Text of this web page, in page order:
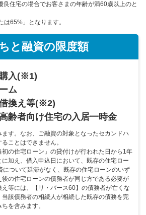
良住宅の場合でお客さまの年齢が満60歳以上のと
は65%」となります。
と融資の限度額
購入(※1)
ム
換え等(※2)
齢者向け住宅の入居一時金
す。なお、ご融資の対象となったセカンドハ
ことはできません。
の住宅ローン」の貸付けが行われた日から1年
に加え、借入申込日において、既存の住宅ロー
について延滞がなく、既存の住宅ローンのいず
の住宅ローンの債務者が同じ方である必要が
等には、【リ・バース60】の債務者が亡くな
当該債務者の相続人が相続した既存の債務を完
を含みます。